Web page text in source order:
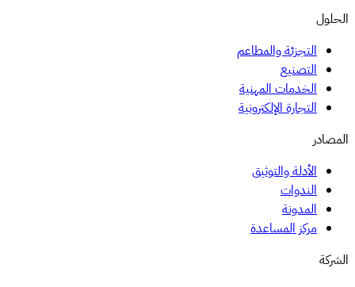
الحلول
التجزئة والمطاعم
التصنيع
الخدمات المهنية
التجارة الإلكترونية
المصادر
الأدلة والتوثيق
الندوات
المدونة
مركز المساعدة
الشركة